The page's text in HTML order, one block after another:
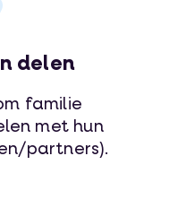
delen
familie
met hun
partners).